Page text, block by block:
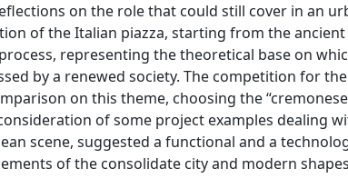
on the role that could still cover in an
of the Italian piazza, starting from the
representing the theoretical base on
by a renewed society. The competition for
on this theme, choosing the
of some project examples dealing
scene, suggested a functional and a
of the consolidate city and modern